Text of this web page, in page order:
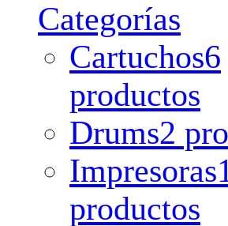
Categorías
Cartuchos6
productos
Drums2
Impresoras
productos